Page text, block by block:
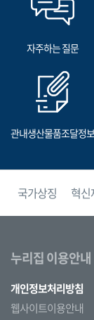
자주하는 질문
관내생산물품조달정보
국가상징 혁
누리집 이용안내
개인정보처리방침
웹사이트이용안내